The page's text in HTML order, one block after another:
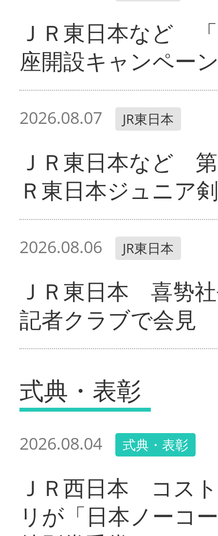
ＪＲ東日本など
座開設キャンペー
2026.08.07 JR東日本
ＪＲ東日本など
Ｒ東日本ジュニア
2026.08.06 JR東日本
ＪＲ東日本 喜㔟
記者クラブで会見
式典・表彰
2026.08.04 式典・表彰
ＪＲ西日本 コス
リが「日本ノーコ